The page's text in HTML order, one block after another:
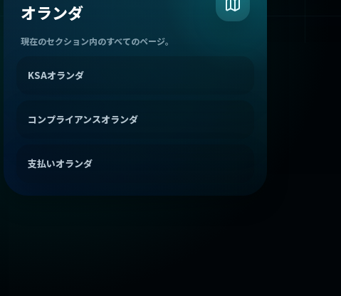
オランダ
現在のセクション内のすべてのページ。
KSAオランダ
コンプライアンスオランダ
支払いオランダ